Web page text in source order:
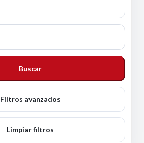
Buscar
Filtros avanzados
Limpiar filtros